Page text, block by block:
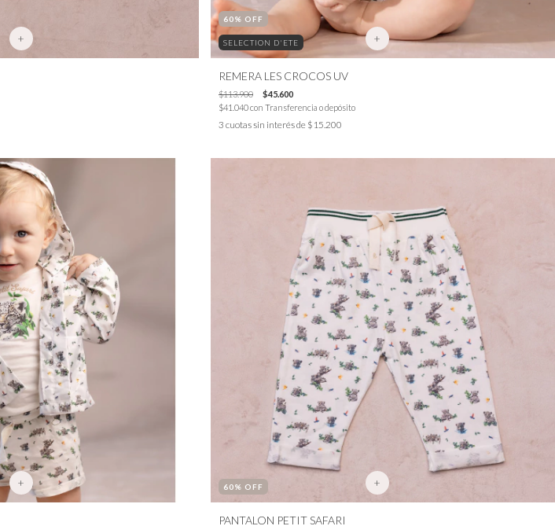
+
60% OFF
SELECTION D'ETE +
REMERA LES CROCOS UV
$113.900
$45.600
$41.040con Transferencia o depósito
3 cuotas sin interés de $15.200
+ 60% OFF +
PANTALON PETIT SAFARI